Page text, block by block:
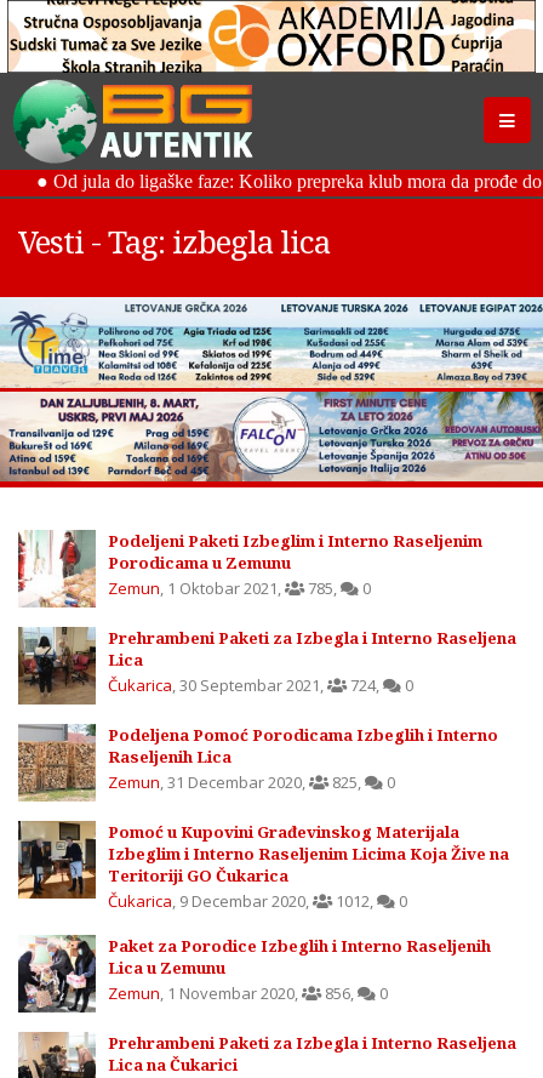
Vesti - Tag: izbegla lica
Podeljeni Paketi Izbeglim i Interno Raseljenim
Porodicama u Zemunu
Zemun, 1 Oktobar 2021, 785, 0
Prehrambeni Paketi za Izbegla i Interno Raseljena
Lica
Čukarica,30 Septembar 2021, 724, 0
Podeljena Pomoć Porodicama Izbeglih i Interno
Raseljenih Lica
Zemun,31 Decembar 2020, 825, 0
Pomoć u Kupovini Građevinskog Materijala
Izbeglim i Interno Raseljenim Licima Koja Žive na
Teritoriji GO Čukarica
Čukarica, 9 Decembar 2020, 1012, 0
Paket za Porodice Izbeglih i Interno Raseljenih
Lica u Zemunu
Zemun, 1 Novembar 2020, 856, 0
Prehrambeni Paketi za Izbegla i Interno Raseljena
Lica na Čukarici